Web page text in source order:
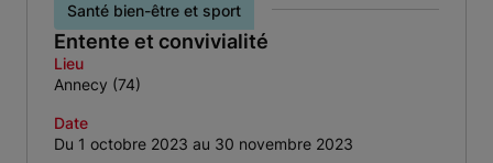
Entente et convivialité
Santé bien-être et sport
Lieu
Annecy (74)
Date
Du 1 octobre 2023 au 30 novembre 2023